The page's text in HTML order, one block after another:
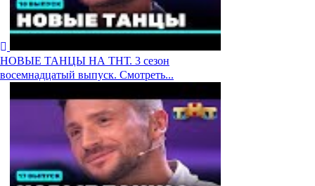
НОВЫЕ ТАНЦЫ НА ТНТ. 3 сезон
восемнадцатый выпуск. Смотреть...